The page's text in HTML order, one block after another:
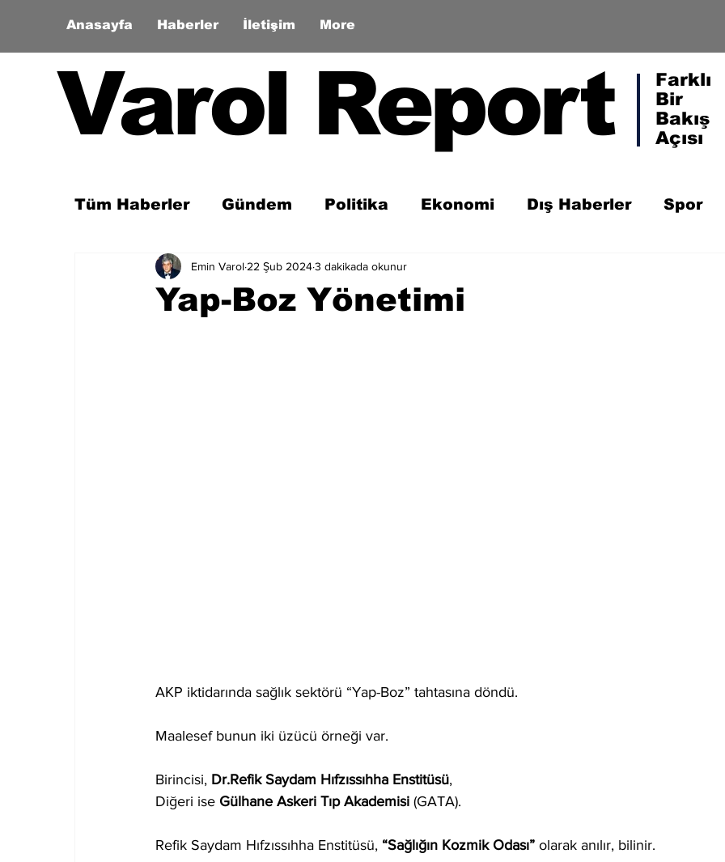
Anasayfa Haberler İletişim More
Varol Report
Farklı
Bir
Bakış
Açısı
Tüm Haberler Gündem Politika Ekonomi Dış Haberler Spor
Son Dakika Zaman Tüneli
Yap-Boz Yönetimi
Emin Varol 22 Şub 20243 dakikada okunur
AKP iktidarında sağlık sektörü “Yap-Boz” tahtasına döndü.
Maalesef bunun iki üzücü örneği var.
Birincisi, Dr.Refik Saydam Hıfzıssıhha Enstitüsü,
Diğeri ise Gülhane Askeri Tıp Akademisi (GATA).
Refik Saydam Hıfzıssıhha Enstitüsü, “Sağlığın Kozmik Odası” olarak anılır, bilinir.